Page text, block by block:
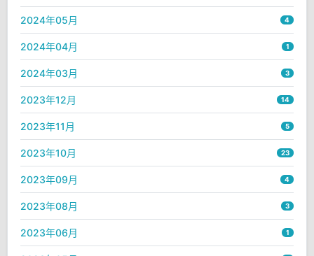
2024年05月 4
2024年04月 1
2024年03月 3
2023年12月 14
2023年11月 5
2023年10月 23
2023年09月 4
2023年08月 3
2023年06月 1